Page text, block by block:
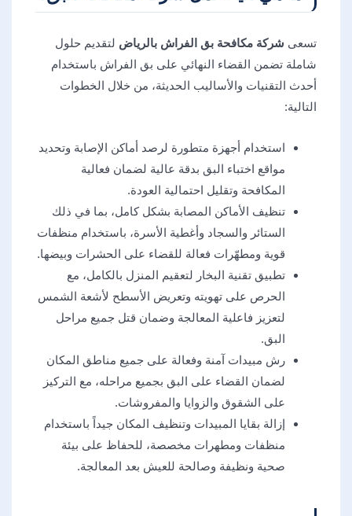
تسعى شركة مكافحة بق الفراش بالرياض لتقديم حلول
شاملة تضمن القضاء النهائي على بق الفراش باستخدام
أحدث التقنيات والأساليب الحديثة، من خلال الخطوات
التالية:
استخدام أجهزة متطورة لرصد أماكن الإصابة وتحديد
مواقع اختباء البق بدقة عالية لضمان فعالية
المكافحة وتقليل احتمالية العودة.
تنظيف الأماكن المصابة بشكل كامل، بما في ذلك
الستائر والسجاد وأغطية الأسرة، باستخدام منظفات
قوية ومطهّرات فعالة للقضاء على الحشرات وبيضها.
تطبيق تقنية البخار لتعقيم المنزل بالكامل، مع
الحرص على تهويته وتعريض الأسطح لأشعة الشمس
لتعزيز فاعلية المعالجة وضمان قتل جميع مراحل
البق.
رش مبيدات آمنة وفعالة على جميع مناطق المكان
لضمان القضاء على البق بجميع مراحله، مع التركيز
على الشقوق والزوايا والمفروشات.
إزالة بقايا المبيدات وتنظيف المكان جيداً باستخدام
منظفات ومطهرات مخصصة، للحفاظ على بيئة
صحية ونظيفة وصالحة للعيش بعد المعالجة.